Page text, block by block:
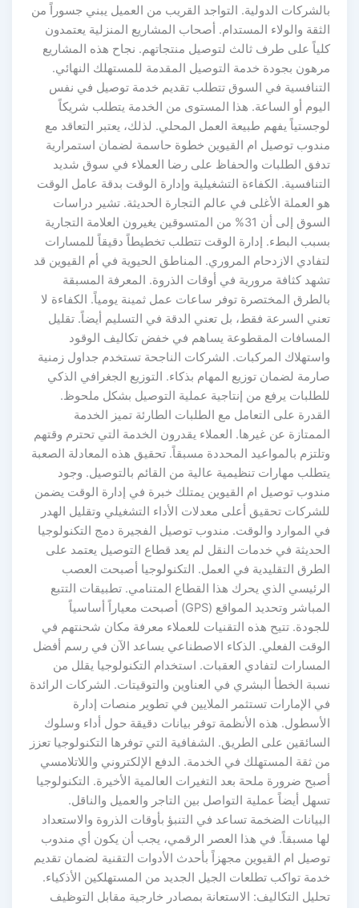
بالشركات الدولية. التواجد القريب من العميل يبني جسوراً من
الثقة والولاء المستدام. أصحاب المشاريع المنزلية يعتمدون
كلياً على طرف ثالث لتوصيل منتجاتهم. نجاح هذه المشاريع
مرهون بجودة خدمة التوصيل المقدمة للمستهلك النهائي.
التنافسية في السوق تتطلب تقديم خدمة توصيل في نفس
اليوم أو الساعة. هذا المستوى من الخدمة يتطلب شريكاً
لوجستياً يفهم طبيعة العمل المحلي. لذلك، يعتبر التعاقد مع
مندوب توصيل ام القيوين خطوة حاسمة لضمان استمرارية
تدفق الطلبات والحفاظ على رضا العملاء في سوق شديد
التنافسية. الكفاءة التشغيلية وإدارة الوقت بدقة عامل الوقت
هو العملة الأغلى في عالم التجارة الحديثة. تشير دراسات
السوق إلى أن 31% من المتسوقين يغيرون العلامة التجارية
بسبب البطء. إدارة الوقت تتطلب تخطيطاً دقيقاً للمسارات
لتفادي الازدحام المروري. المناطق الحيوية في أم القيوين قد
تشهد كثافة مرورية في أوقات الذروة. المعرفة المسبقة
بالطرق المختصرة توفر ساعات عمل ثمينة يومياً. الكفاءة لا
تعني السرعة فقط، بل تعني الدقة في التسليم أيضاً. تقليل
المسافات المقطوعة يساهم في خفض تكاليف الوقود
واستهلاك المركبات. الشركات الناجحة تستخدم جداول زمنية
صارمة لضمان توزيع المهام بذكاء. التوزيع الجغرافي الذكي
للطلبات يرفع من إنتاجية عملية التوصيل بشكل ملحوظ.
القدرة على التعامل مع الطلبات الطارئة تميز الخدمة
الممتازة عن غيرها. العملاء يقدرون الخدمة التي تحترم وقتهم
وتلتزم بالمواعيد المحددة مسبقاً. تحقيق هذه المعادلة الصعبة
يتطلب مهارات تنظيمية عالية من القائم بالتوصيل. وجود
مندوب توصيل ام القيوين يمتلك خبرة في إدارة الوقت يضمن
للشركات تحقيق أعلى معدلات الأداء التشغيلي وتقليل الهدر
في الموارد والوقت. مندوب توصيل الفجيرة دمج التكنولوجيا
الحديثة في خدمات النقل لم يعد قطاع التوصيل يعتمد على
الطرق التقليدية في العمل. التكنولوجيا أصبحت العصب
الرئيسي الذي يحرك هذا القطاع المتنامي. تطبيقات التتبع
المباشر وتحديد المواقع (GPS) أصبحت معياراً أساسياً
للجودة. تتيح هذه التقنيات للعملاء معرفة مكان شحنتهم في
الوقت الفعلي. الذكاء الاصطناعي يساعد الآن في رسم أفضل
المسارات لتفادي العقبات. استخدام التكنولوجيا يقلل من
نسبة الخطأ البشري في العناوين والتوقيتات. الشركات الرائدة
في الإمارات تستثمر الملايين في تطوير منصات إدارة
الأسطول. هذه الأنظمة توفر بيانات دقيقة حول أداء وسلوك
السائقين على الطريق. الشفافية التي توفرها التكنولوجيا تعزز
من ثقة المستهلك في الخدمة. الدفع الإلكتروني واللاتلامسي
أصبح ضرورة ملحة بعد التغيرات العالمية الأخيرة. التكنولوجيا
تسهل أيضاً عملية التواصل بين التاجر والعميل والناقل.
البيانات الضخمة تساعد في التنبؤ بأوقات الذروة والاستعداد
لها مسبقاً. في هذا العصر الرقمي، يجب أن يكون أي مندوب
توصيل ام القيوين مجهزاً بأحدث الأدوات التقنية لضمان تقديم
خدمة تواكب تطلعات الجيل الجديد من المستهلكين الأذكياء.
تحليل التكاليف: الاستعانة بمصادر خارجية مقابل التوظيف